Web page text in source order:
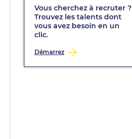
Vous cherchez à recruter ?
Trouvez les talents dont
vous avez besoin en un
clic.
Démarrez